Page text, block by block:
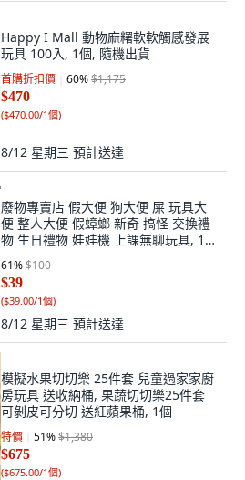
Happy I Mall 動物麻糬軟軟觸感發展
玩具 100入, 1個, 隨機出貨
首購折扣價 60%$1,175
$470
($470.00/1個)
8/12 星期三 預計送達
廢物專賣店 假大便 狗大便 屎 玩具大
便 整人大便 假蟑螂 新奇 搞怪 交換禮
物 生日禮物 娃娃機 上課無聊玩具, 1
個, 軟便
61%$100
$39
($39.00/1個)
8/12 星期三 預計送達
模擬水果切切樂 25件套 兒童過家家廚
房玩具 送收納桶, 果蔬切切樂25件套
可剝皮可分切 送紅蘋果桶, 1個
特價 51%$1,380
$675
($675.00/1個)